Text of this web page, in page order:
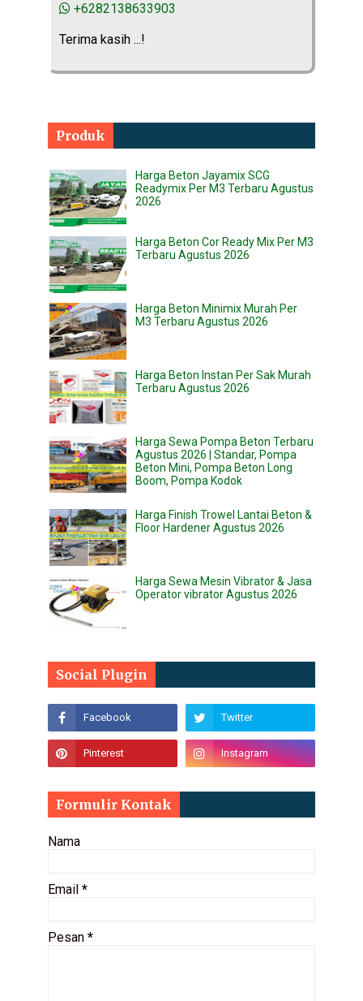
+6282138633903
Terima kasih ...!
Produk
Harga Beton Jayamix SCG
Readymix Per M3 Terbaru Agustus
2026
Harga Beton Cor Ready Mix Per M3
Terbaru Agustus 2026
Harga Beton Minimix Murah Per
M3 Terbaru Agustus 2026
Harga Beton Instan Per Sak Murah
Terbaru Agustus 2026
Harga Sewa Pompa Beton Terbaru
Agustus 2026 | Standar, Pompa
Beton Mini, Pompa Beton Long
Boom, Pompa Kodok
Harga Finish Trowel Lantai Beton &
Floor Hardener Agustus 2026
Harga Sewa Mesin Vibrator & Jasa
Operator vibrator Agustus 2026
Social Plugin
Formulir Kontak
Nama
Email *
Pesan *